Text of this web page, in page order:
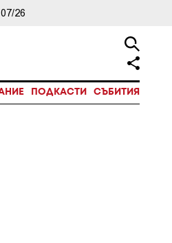
26
ПОДКАСТИ СЪБИТИЯ